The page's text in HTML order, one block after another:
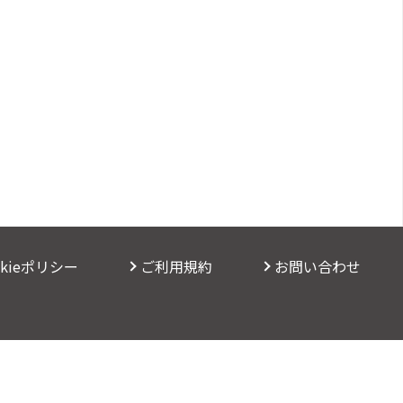
ポリシー ご利用規約 お問い合わせ